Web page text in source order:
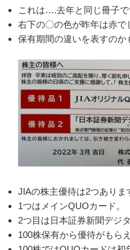
これは….去年と同じ冊子で
右下の〇の色が昨年は赤で
保有期間の違いを表すのか
JIAの株主優待は2つありま
1つはメインQUOカード。
2つ目は日本証券新聞デジ
100株保有から優待がもらえ